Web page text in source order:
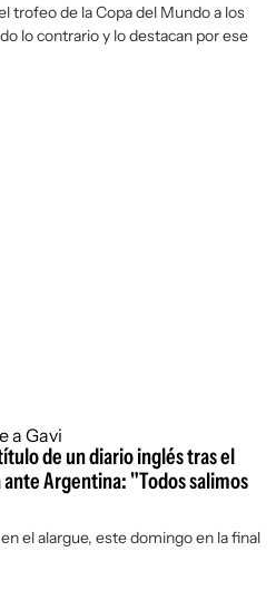
trofeo de la Copa del Mundo a los
lo contrario y lo destacan por ese
de un diario inglés tras el
Argentina: "Todos salimos
el alargue, este domingo en la final